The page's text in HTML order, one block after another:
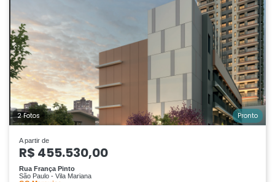
2 Fotos Pronto
A partir de
R$ 455.530,00
Rua França Pinto
São Paulo - Vila Mariana